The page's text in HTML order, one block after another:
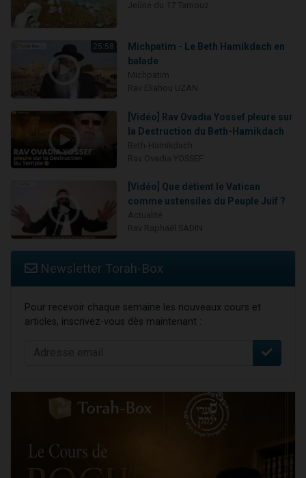
25:58
Michpatim - Le Beth Hamikdach en
balade
[Vidéo] Rav Ovadia Yossef pleure sur
la Destruction du Beth-Hamikdach
[Vidéo] Que détient le Vatican
comme ustensiles du Peuple Juif ?
Newsletter Torah-Box
Pour recevoir chaque semaine les nouveaux cours et
articles, inscrivez-vous dès maintenant :